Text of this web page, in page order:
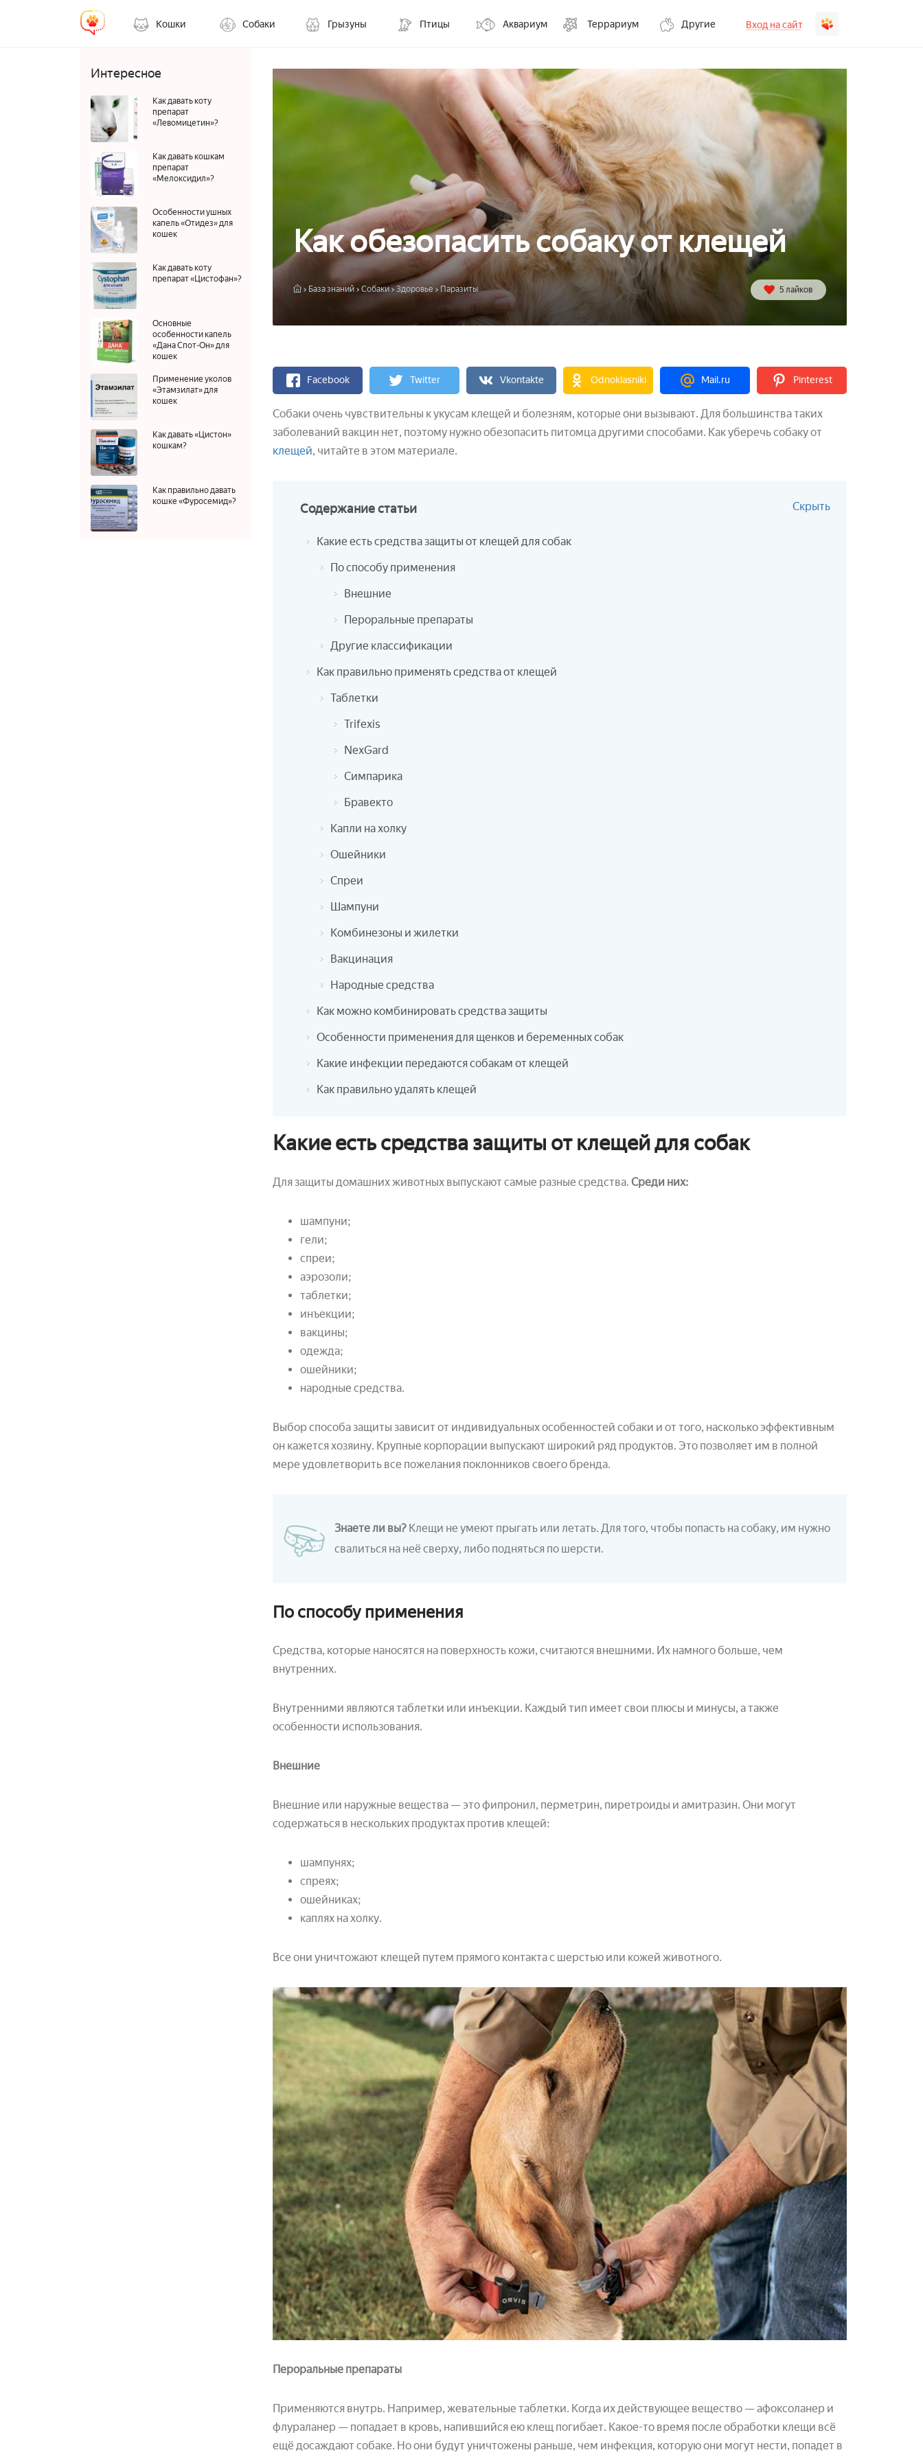
Кошки Собаки Грызуны Птицы Аквариум Террариум Другие Вход на сайт
Интересное
Как давать коту
препарат
«Левомицетин»?
Как давать кошкам
препарат
«Мелоксидил»?
Особенности ушных
капель «Отидез» для
кошек
Как давать коту
препарат «Цистофан»?
Основные
особенности капель
«Дана Спот-Он» для
кошек
Применение уколов
«Этамзилат» для
кошек
Как давать «Цистон»
кошкам?
Как правильно давать
кошке «Фуросемид»?
Как обезопасить собаку от клещей
База знаний Собаки Здоровье Паразиты 5 лайков
Facebook Twitter Vkontakte Odnoklasniki Mail.ru Pinterest
Собаки очень чувствительны к укусам клещей и болезням, которые они вызывают. Для большинства таких
заболеваний вакцин нет, поэтому нужно обезопасить питомца другими способами. Как уберечь собаку от
клещей, читайте в этом материале.
Содержаниестатьи Скрыть
Какие есть средства защиты от клещей для собак
По способу применения
Внешние
Пероральные препараты
Другие классификации
Как правильно применять средства от клещей
Таблетки
Trifexis
NexGard
Симпарика
Бравекто
Капли на холку
Ошейники
Спреи
Шампуни
Комбинезоны и жилетки
Вакцинация
Народные средства
Как можно комбинировать средства защиты
Особенности применения для щенков и беременных собак
Какие инфекции передаются собакам от клещей
Как правильно удалять клещей
Какие есть средства защиты от клещей для собак
Для защиты домашних животных выпускают самые разные средства. Среди них:
шампуни;
гели;
спреи;
аэрозоли;
таблетки;
инъекции;
вакцины;
одежда;
ошейники;
народные средства.
Выбор способа защиты зависит от индивидуальных особенностей собаки и от того, насколько эффективным
он кажется хозяину. Крупные корпорации выпускают широкий ряд продуктов. Это позволяет им в полной
мере удовлетворить все пожелания поклонников своего бренда.
Знаете ли вы? Клещи не умеют прыгать или летать. Для того, чтобы попасть на собаку, им нужно
свалиться на неё сверху, либо подняться по шерсти.
По способу применения
Средства, которые наносятся на поверхность кожи, считаются внешними. Их намного больше, чем
внутренних.
Внутренними являются таблетки или инъекции. Каждый тип имеет свои плюсы и минусы, а также
особенности использования.
Внешние
Внешние или наружные вещества — это фипронил, перметрин, пиретроиды и амитразин. Они могут
содержаться в нескольких продуктах против клещей:
шампунях;
спреях;
ошейниках;
каплях на холку.
Все они уничтожают клещей путем прямого контакта с шерстью или кожей животного.
Пероральные препараты
Применяются внутрь. Например, жевательные таблетки. Когда их действующее вещество — афоксоланер и
флураланер — попадает в кровь, напившийся ею клещ погибает. Какое-то время после обработки клещи всё
ещё досаждают собаке. Но они будут уничтожены раньше, чем инфекция, которую они могут нести, попадет в